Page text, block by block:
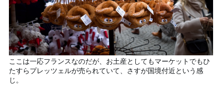
ここは一応フランスなのだが、お土産としてもマーケットでもひ
たすらプレッツェルが売られていて、さすが国境付近という感
じ。